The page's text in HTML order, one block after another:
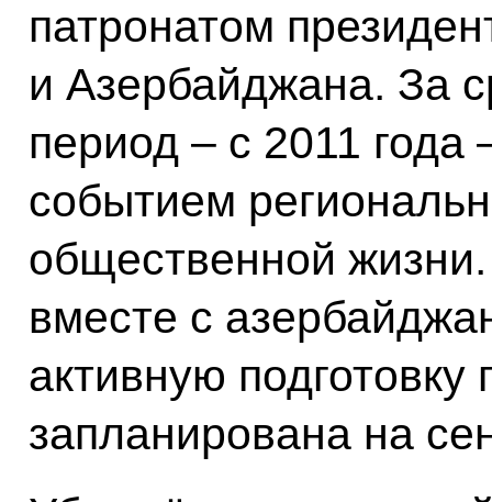
патронатом
и Азербайджана. За
период ‒ с 2011 года
событием
общественной
вместе с
активную подготовку
запланирована на